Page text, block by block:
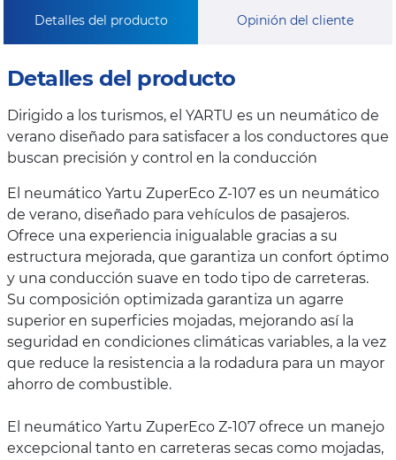
Detalles del producto Opinión del cliente
Detalles del producto
Dirigido a los turismos, el YARTU es un neumático de
verano diseñado para satisfacer a los conductores que
buscan precisión y control en la conducción
El neumático Yartu ZuperEco Z-107 es un neumático
de verano, diseñado para vehículos de pasajeros.
Ofrece una experiencia inigualable gracias a su
estructura mejorada, que garantiza un confort óptimo
y una conducción suave en todo tipo de carreteras.
Su composición optimizada garantiza un agarre
superior en superficies mojadas, mejorando así la
seguridad en condiciones climáticas variables, a la vez
que reduce la resistencia a la rodadura para un mayor
ahorro de combustible.
El neumático Yartu ZuperEco Z-107 ofrece un manejo
excepcional tanto en carreteras secas como mojadas,